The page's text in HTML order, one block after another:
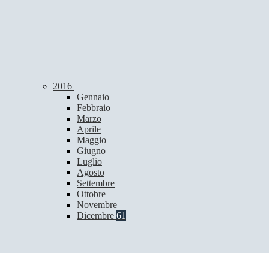
2016
Gennaio
Febbraio
Marzo
Aprile
Maggio
Giugno
Luglio
Agosto
Settembre
Ottobre
Novembre
Dicembre 61